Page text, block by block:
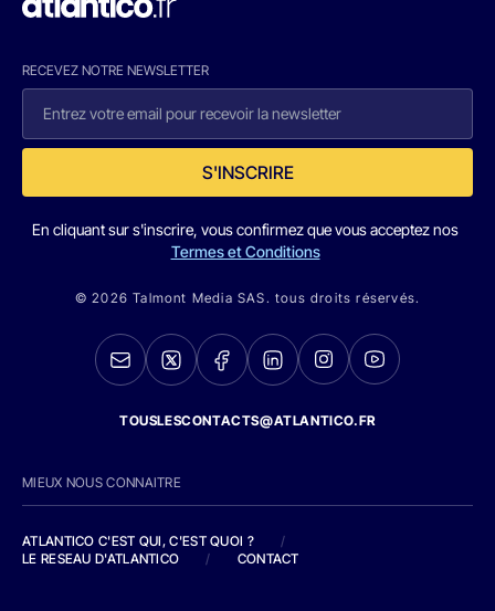
RECEVEZ NOTRE NEWSLETTER
S'INSCRIRE
En cliquant sur s'inscrire, vous confirmez que vous acceptez nos
Termes et Conditions
© 2026 Talmont Media SAS. tous droits réservés.
TOUSLESCONTACTS@ATLANTICO.FR
MIEUX NOUS CONNAITRE
ATLANTICO C'EST QUI, C'EST QUOI ?
/
LE RESEAU D'ATLANTICO
/ CONTACT